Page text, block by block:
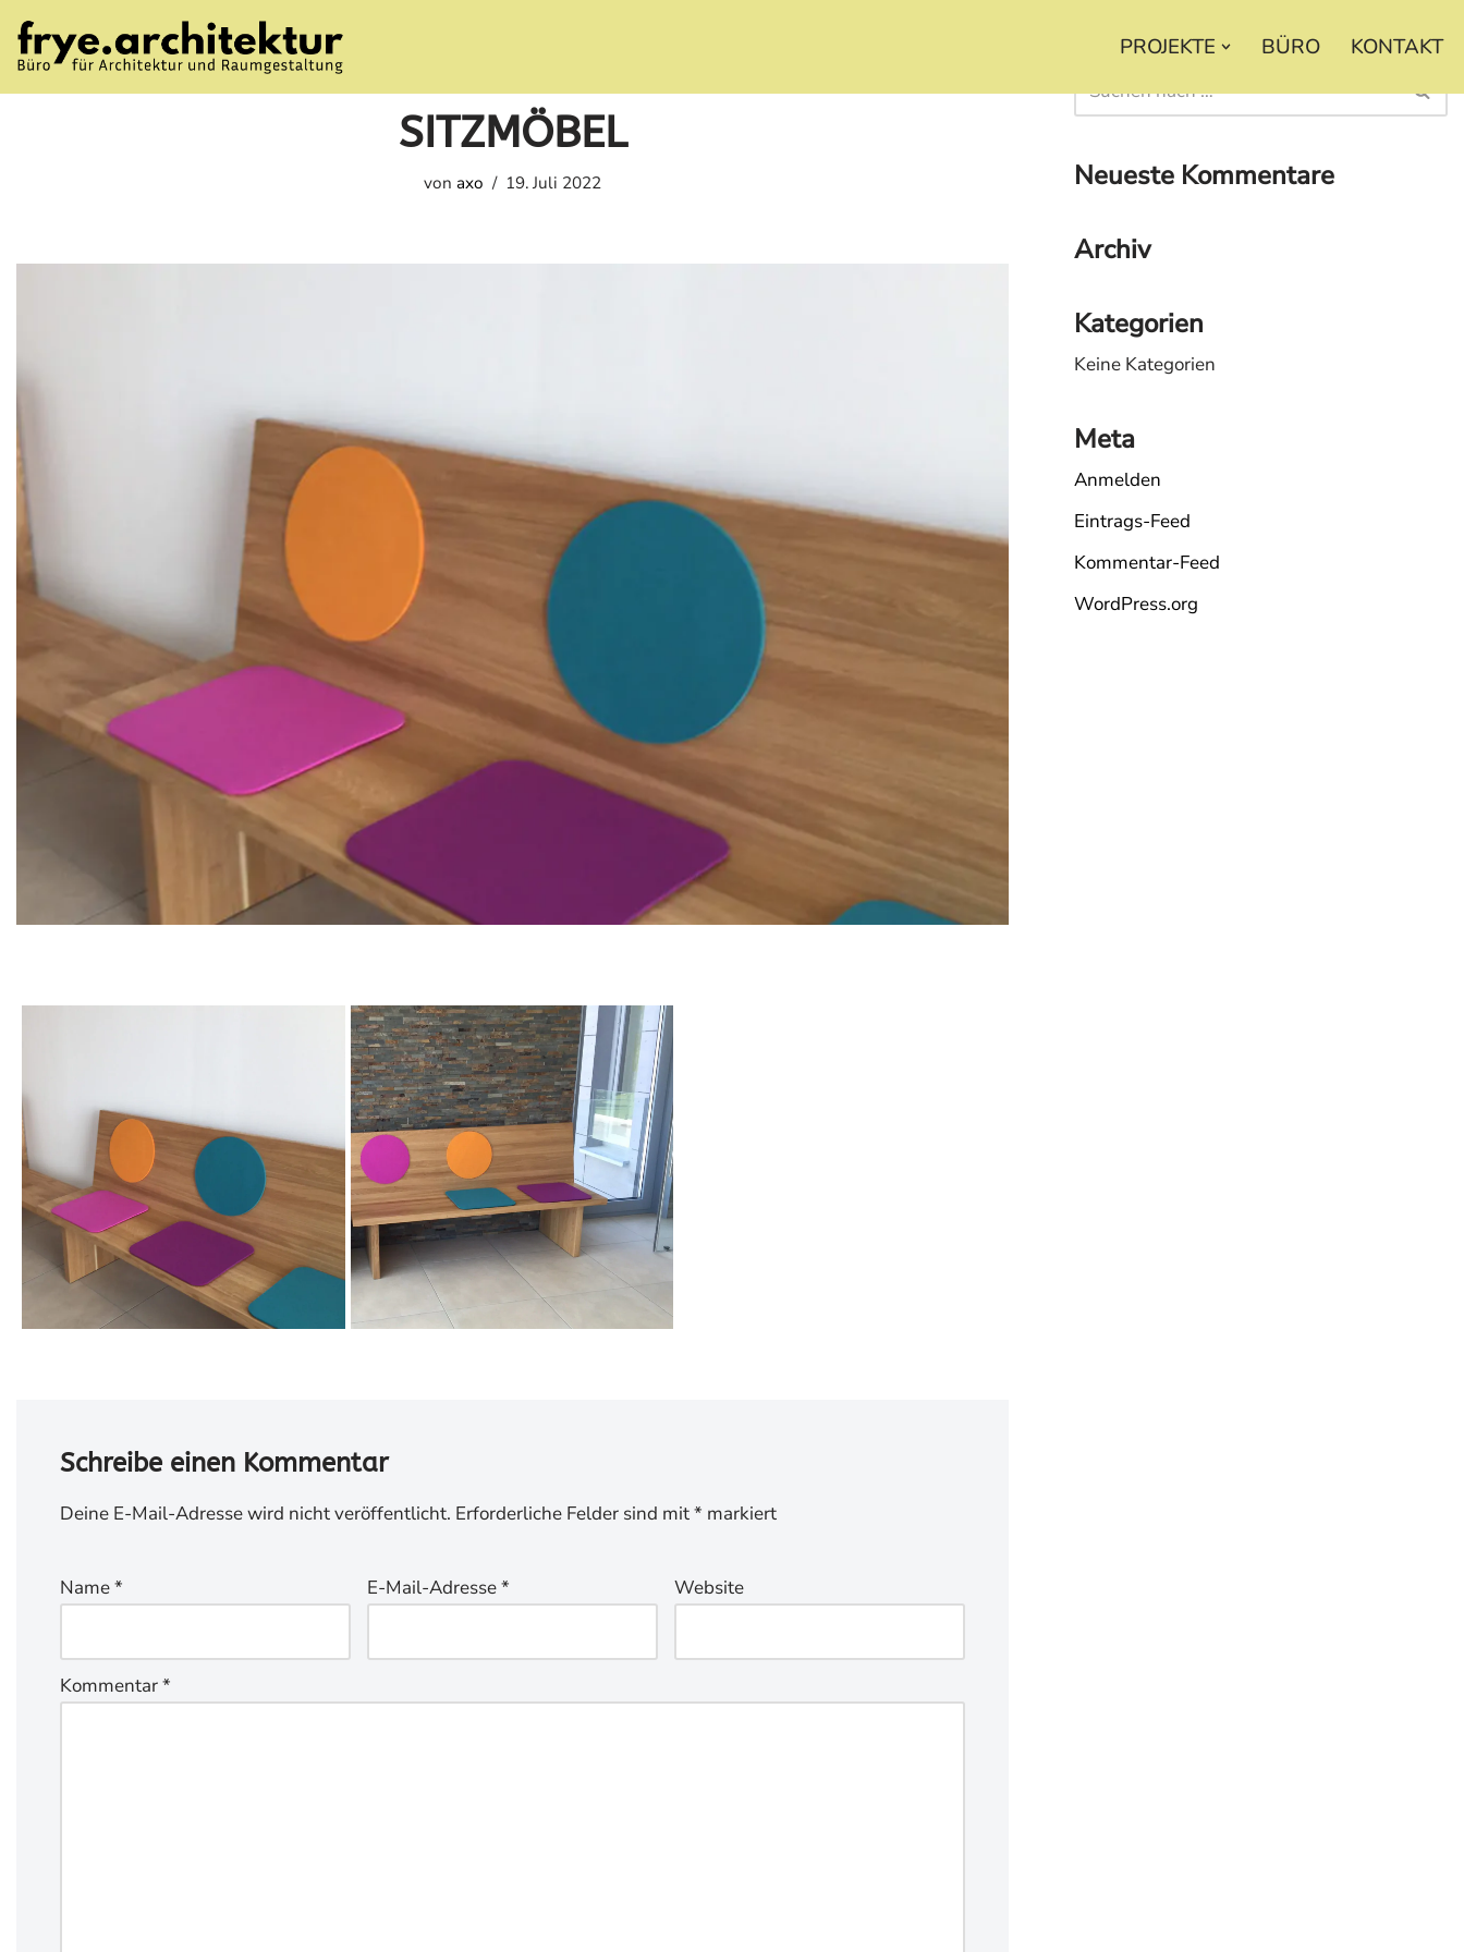
Zum
Inhalt
PROJEKTE BÜRO KONTAKT
SITZMÖBEL
von axo 19. Juli 2022
Schreibe einen Kommentar
Deine E-Mail-Adresse wird nicht veröffentlicht. Erforderliche Felder sind mit* markiert
Name* E-Mail-Adresse* Website
Kommentar*
Neueste Kommentare
Archiv
Kategorien
Keine Kategorien
Meta
Anmelden
Eintrags-Feed
Kommentar-Feed
WordPress.org